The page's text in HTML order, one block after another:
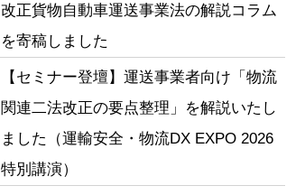
改正貨物自動車運送事業法の解説コラム
を寄稿しました
【セミナー登壇】運送事業者向け「物流
関連二法改正の要点整理」を解説いたし
ました（運輸安全・物流DX EXPO 2026
特別講演）